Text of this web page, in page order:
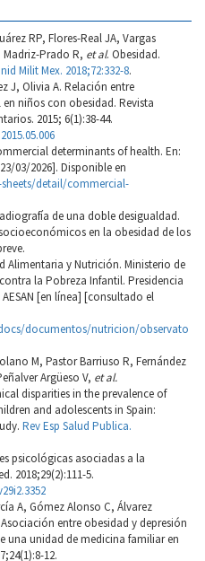
RP, Flores-Real JA, Vargas
Madriz-Prado R, et al. Obesidad.
Milit Mex. 2018;72:332-8.
J, Olivia A. Relación entre
niños con obesidad. Revista
2015; 6(1):38-44.
determinants of health. En:
03/2026]. Disponible en
detail/commercial-
de una doble desigualdad.
en la obesidad de los
Alimentaria y Nutrición. Ministerio de
la Pobreza Infantil. Presidencia
[en línea] [consultado el
documentos/nutricion/observato
M, Pastor Barriuso R, Fernández
Argüeso V, et al.
disparities in the prevalence of
and adolescents in Spain:
Rev Esp Salud Publica.
psicológicas asociadas a la
2018;29(2):111-5.
A, Gómez Alonso C, Álvarez
entre obesidad y depresión
una unidad de medicina familiar en
12.